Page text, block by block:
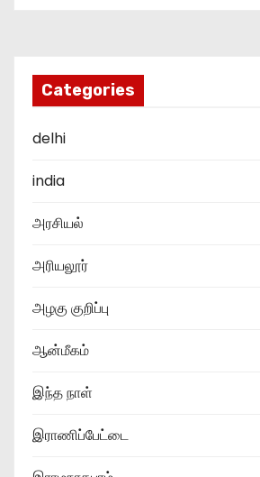
Categories
delhi
india
அரசியல்
அரியலூர்
அழகு குறிப்பு
ஆன்மீகம்
இந்த நாள்
இராணிப்பேட்டை